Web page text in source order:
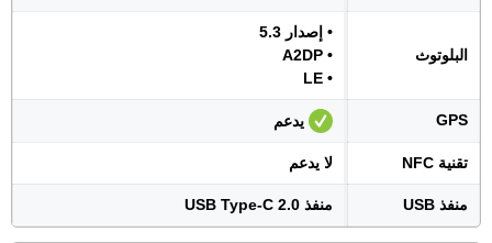
البلوتوث
• إصدار 5.3
• A2DP
• LE
GPS يدعم
تقنية NFC لا يدعم
منفذ USB منفذ USB Type-C 2.0